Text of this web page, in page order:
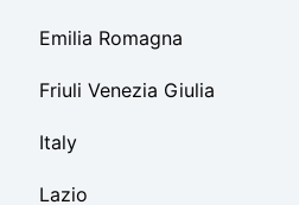
Emilia Romagna
Friuli Venezia Giulia
Italy
Lazio